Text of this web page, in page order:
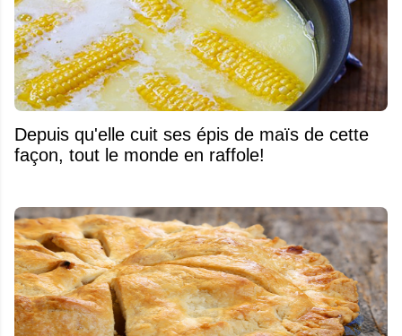
Depuis qu'elle cuit ses épis de maïs de cette
façon, tout le monde en raffole!